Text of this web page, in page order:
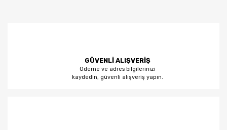
GÜVENLİ ALIŞVERİŞ
Ödeme ve adres bilgilerinizi
kaydedin, güvenli alışveriş yapın.